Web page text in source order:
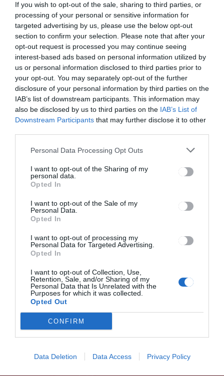
If you wish to opt-out of the sale, sharing to third parties, or
processing of your personal or sensitive information for
targeted advertising by us, please use the below opt-out
section to confirm your selection. Please note that after your
opt-out request is processed you may continue seeing
interest-based ads based on personal information utilized by
us or personal information disclosed to third parties prior to
your opt-out. You may separately opt-out of the further
disclosure of your personal information by third parties on the
IAB’s list of downstream participants. This information may
also be disclosed by us to third parties on the IAB’s List of
Downstream Participants that may further disclose it to other
Personal Data Processing Opt Outs
I want to opt-out of the Sharing of my
personal data.
Opted In
I want to opt-out of the Sale of my
Personal Data.
Opted In
I want to opt-out of processing my
Personal Data for Targeted Advertising.
Opted In
I want to opt-out of Collection, Use,
Retention, Sale, and/or Sharing of my
Personal Data that Is Unrelated with the
Purposes for which it was collected.
Opted Out
CONFIRM
Data Deletion Data Access Privacy Policy
Ez is érdekelheti
HÍRLISTA
Megjelent a Hivatalos
Közlönyben az üvegházakban
és fóliasátrakban termelt
zöldségek 2022-es
támogatására vonatkozó
jogszabály
HÍRLISTA
családtagjaik számára
szerveznek tábort
Keresés
Keresés: